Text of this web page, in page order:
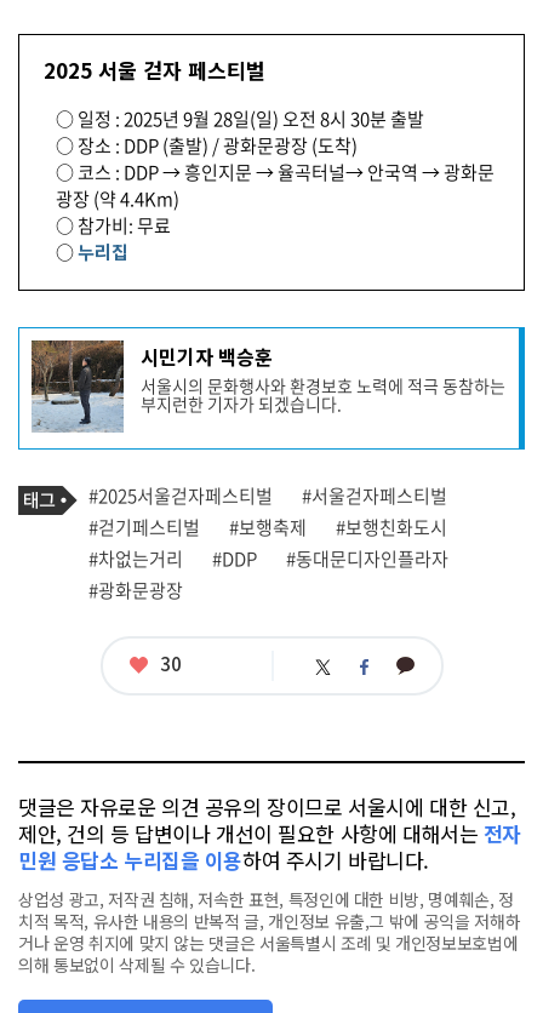
2025 서울 걷자 페스티벌
○ 일정 : 2025년 9월 28일(일) 오전 8시 30분 출발
○ 장소 : DDP (출발) / 광화문광장 (도착)
○ 코스 : DDP → 흥인지문 → 율곡터널→ 안국역 → 광화문
광장 (약 4.4Km)
○ 참가비: 무료
○누리집
기
사
작
성
자
프
필
시민기자 백승훈
서울시의 문화행사와 환경보호 노력에 적극 동참하는
부지런한 기자가 되겠습니다.
기
사
관
련
태
그
태
그
#2025서울걷자페스티벌
#서울걷자페스티벌
#걷기페스티벌
#보행축제
#보행친화도시
#차없는거리
#DDP
#동대문디자인플라자
#광화문광장
좋
30 트 페 카
댓글은 자유로운 의견 공유의 장이므로 서울시에 대한 신고,
제안, 건의 등 답변이나 개선이 필요한 사항에 대해서는 전자
민원 응답소 누리집을 이용하여 주시기 바랍니다.
상업성 광고, 저작권 침해, 저속한 표현, 특정인에 대한 비방, 명예훼손, 정
치적 목적, 유사한 내용의 반복적 글, 개인정보 유출,그 밖에 공익을 저해하
거나 운영 취지에 맞지 않는 댓글은 서울특별시 조례 및 개인정보보호법에
의해 통보없이 삭제될 수 있습니다.